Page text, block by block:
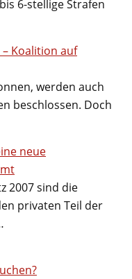
6-stellige Strafen
Koalition auf
werden auch
beschlossen. Doch
neue
2007 sind die
privaten Teil der